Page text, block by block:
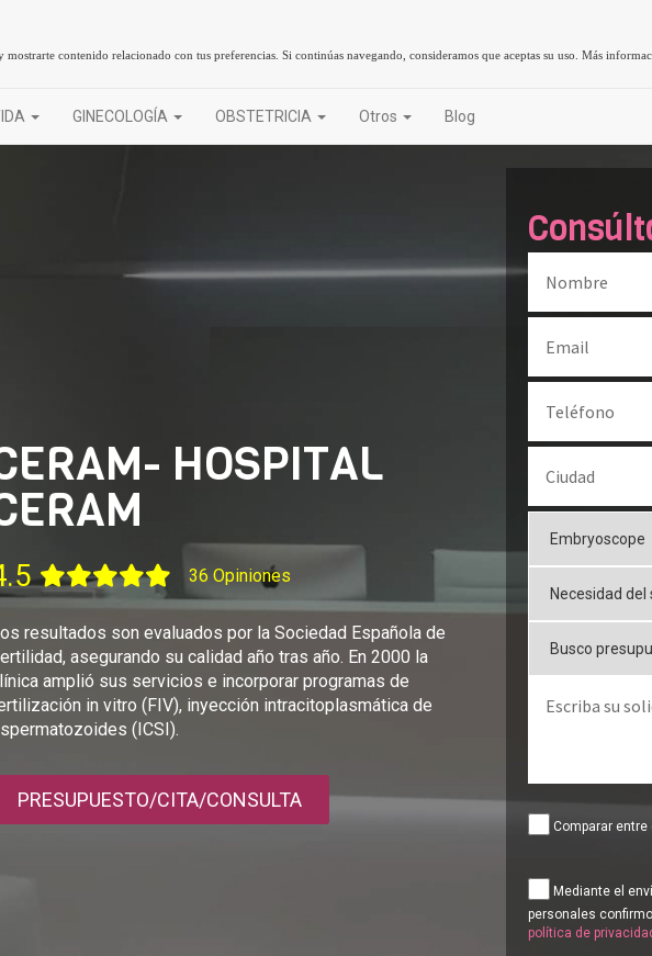
contenido relacionado con tus preferencias. Si continúas navegando, consideramos que aceptas su uso.Más
GINECOLOGÍA OBSTETRICIA Otros Blog
HOSPITAL
36 Opiniones
resultados son evaluados por la Sociedad Española de
asegurando su calidad año tras año. En 2000 la
amplió sus servicios e incorporar programas de
in vitro (FIV), inyección intracitoplasmática de
(ICSI).
PRESUPUESTO/CITA/CONSULTA
Comparar entre
Mediante el
personales
política de